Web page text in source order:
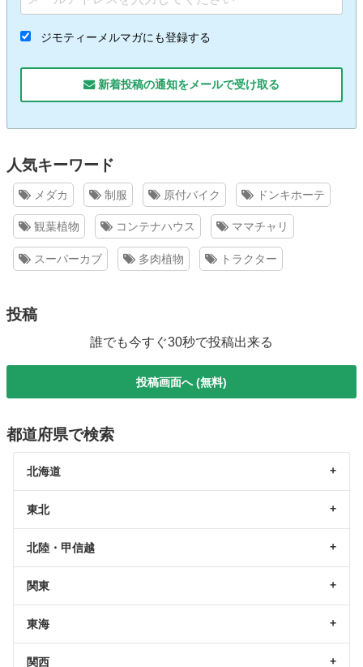
ジモティーメルマガにも登録する
新着投稿の通知をメールで受け取る
人気キーワード
メダカ 制服 原付バイク ドンキホーテ
観葉植物 コンテナハウス ママチャリ
スーパーカブ 多肉植物 トラクター
投稿
誰でも今すぐ30秒で投稿出来る
投稿画面へ (無料)
都道府県で検索
北海道
東北
北陸・甲信越
関東
東海
関西